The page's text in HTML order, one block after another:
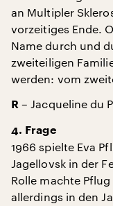
an Multipler
vorzeitiges Ende.
Name durch und
zweiteiligen
werden: vom
R – Jacqueline du P
4. Frage
1966 spielte Eva
Jagellovsk in der
Rolle machte
allerdings in den